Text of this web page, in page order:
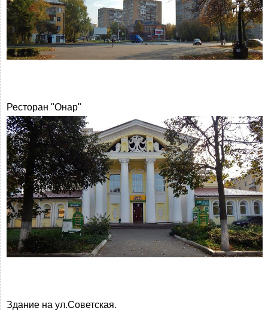
Ресторан "Онар"
Здание на ул.Советская.